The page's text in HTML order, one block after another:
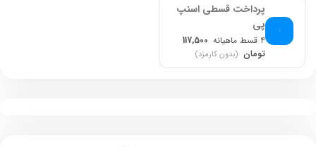
پرداخت قسطی اسنپ
پی
۴ قسط ماهیانه
117,500
تومان (بدون کارمزد)